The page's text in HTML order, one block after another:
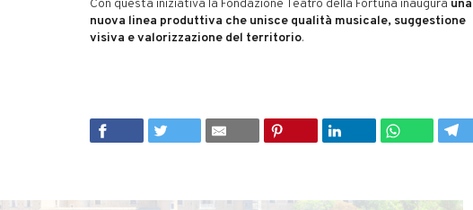
Con questa iniziativa la Fondazione Teatro della Fortuna inaugura una
nuova linea produttiva che unisce qualità musicale, suggestione
visiva e valorizzazione del territorio.